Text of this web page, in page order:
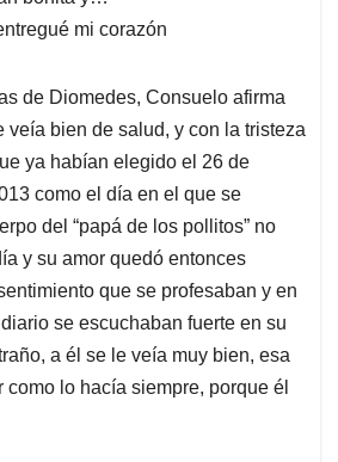
mi corazón
de Diomedes, Consuelo afirma
veía bien de salud, y con la tristeza
ya habían elegido el 26 de
como el día en el que se
del “papá de los pollitos” no
y su amor quedó entonces
que se profesaban y en
se escuchaban fuerte en su
a él se le veía muy bien, esa
como lo hacía siempre, porque él